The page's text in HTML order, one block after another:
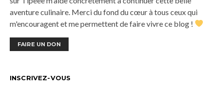
aventure culinaire. Merci du fond du cœur à tous ceux qui
m'encouragent et me permettent de faire vivre ce blog !
FAIRE UN DON
INSCRIVEZ-VOUS